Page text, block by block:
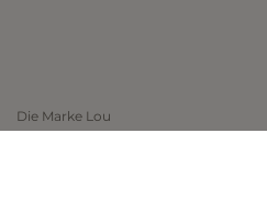
Die Marke Lou